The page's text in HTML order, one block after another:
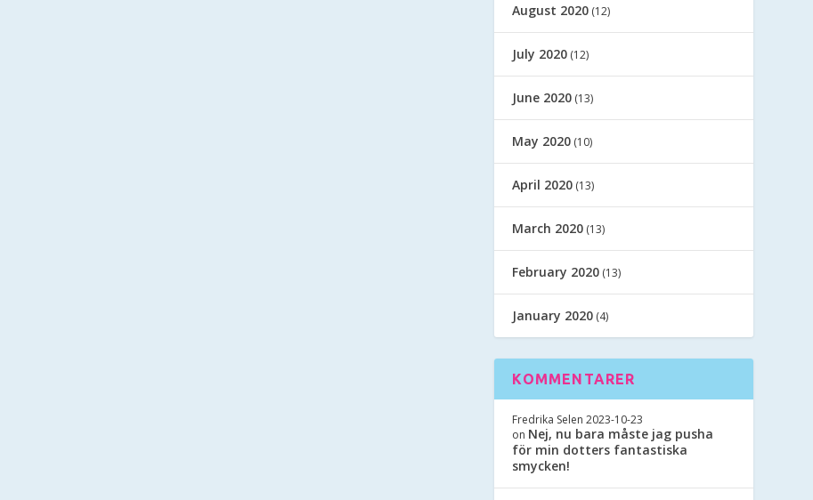
August 2020 (12)
July 2020 (12)
June 2020 (13)
May 2020 (10)
April 2020 (13)
March 2020 (13)
February 2020 (13)
January 2020 (4)
KOMMENTARER
Fredrika Selen 2023-10-23
on Nej, nu bara måste jag pusha
för min dotters fantastiska
smycken!